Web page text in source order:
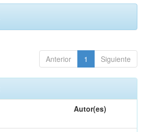
Anterior 1 Siguiente
Autor(es)